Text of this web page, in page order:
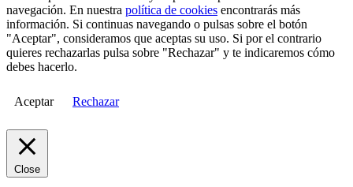
navegación. En nuestra política de cookies encontrarás más
información. Si continuas navegando o pulsas sobre el botón
"Aceptar", consideramos que aceptas su uso. Si por el contrario
quieres rechazarlas pulsa sobre "Rechazar" y te indicaremos cómo
debes hacerlo.
Aceptar Rechazar
Close